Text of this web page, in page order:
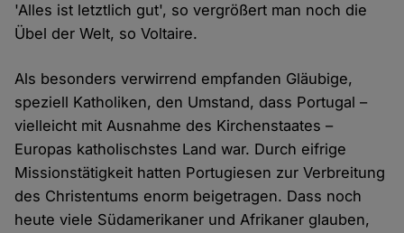
'Alles ist letztlich gut', so vergrößert man noch die
Übel der Welt, so Voltaire.
Als besonders verwirrend empfanden Gläubige,
speziell Katholiken, den Umstand, dass Portugal –
vielleicht mit Ausnahme des Kirchenstaates –
Europas katholischstes Land war. Durch eifrige
Missionstätigkeit hatten Portugiesen zur Verbreitung
des Christentums enorm beigetragen. Dass noch
heute viele Südamerikaner und Afrikaner glauben,